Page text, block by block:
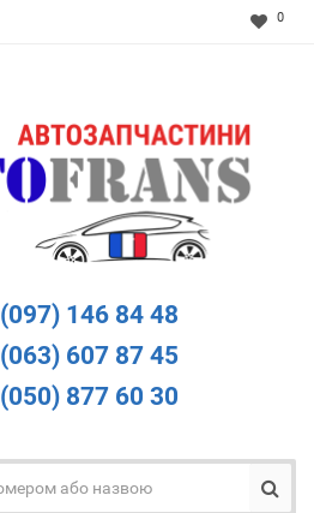
0
(097) 146 84 48
(063) 607 87 45
(050) 877 60 30